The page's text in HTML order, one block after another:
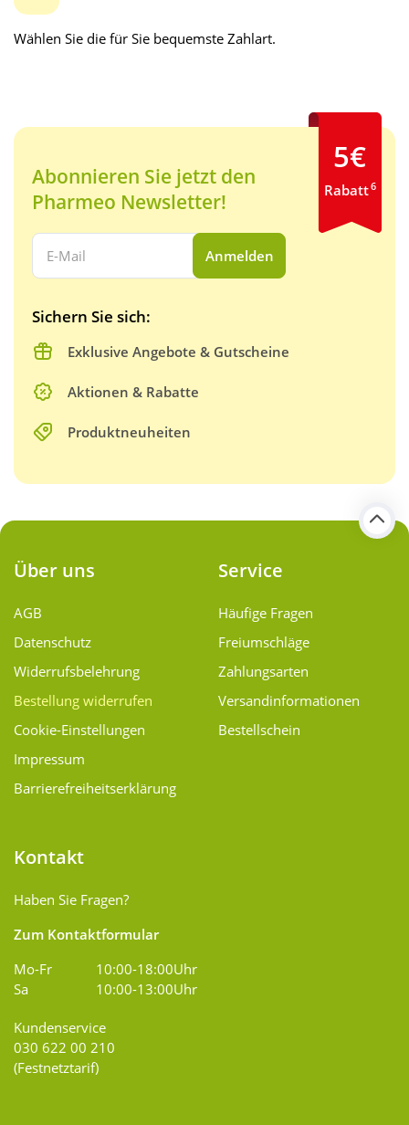
Wählen Sie die für Sie bequemste Zahlart.
Abonnieren Sie jetzt den
Pharmeo Newsletter!
Ihre E-Mail Adresse:
Anmelden
Sichern Sie sich:
Exklusive Angebote & Gutscheine
Aktionen & Rabatte
Produktneuheiten
5€
Rabatt6
Über uns
AGB
Datenschutz
Widerrufsbelehrung
Bestellung widerrufen
Cookie-Einstellungen
Impressum
Barrierefreiheitserklärung
Service
Häufige Fragen
Freiumschläge
Zahlungsarten
Versand­informationen
Bestellschein
Kontakt
Haben Sie Fragen?
Zum Kontaktformular
Mo-Fr
10:00-18:00Uhr
Sa
10:00-13:00Uhr
Kundenservice
030 622 00 210
(Festnetztarif)